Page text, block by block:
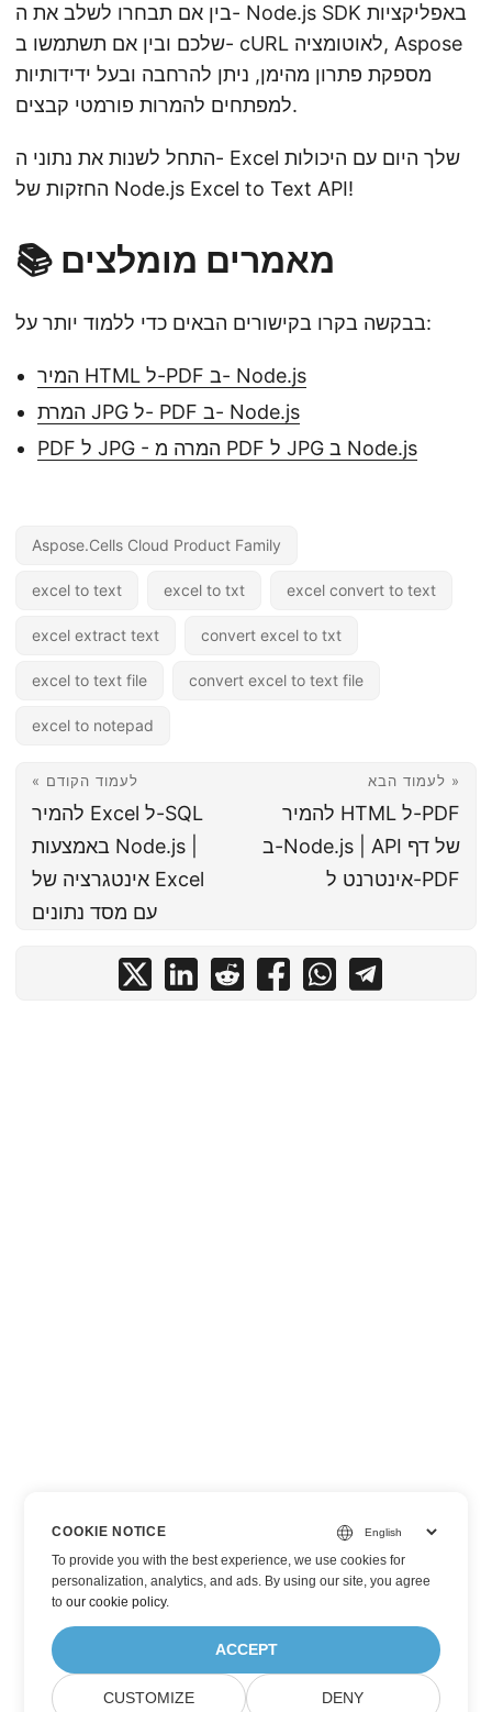
בין אם תבחרו לשלב את ה- Node.js SDK באפליקציות
שלכם ובין אם תשתמשו ב- cURL לאוטומציה, Aspose
מספקת פתרון מהימן, ניתן להרחבה ובעל ידידותיות
למפתחים להמרות פורמטי קבצים.
התחל לשנות את נתוני ה- Excel שלך היום עם היכולות
החזקות של Node.js Excel to Text API!
📚 מאמרים מומלצים
בבקשה בקרו בקישורים הבאים כדי ללמוד יותר על:
המיר HTML ל-PDF ב- Node.js
המרת JPG ל- PDF ב- Node.js
PDF ל JPG - המרה מ PDF ל JPG ב Node.js
Aspose.Cells Cloud Product Family
excel to text excel to txt excel convert to text
excel extract text convert excel to txt
excel to text file convert excel to text file
excel to notepad
« לעמוד הקודם
להמיר Excel ל-SQL
באמצעות Node.js |
אינטגרציה של Excel
עם מסד נתונים
לעמוד הבא »
להמיר HTML ל-PDF
ב-Node.js | API של דף
אינטרנט ל-PDF
COOKIE NOTICE
To provide you with the best experience, we use cookies for
personalization, analytics, and ads. By using our site, you agree
toour cookie policy.
ACCEPT
CUSTOMIZE DENY